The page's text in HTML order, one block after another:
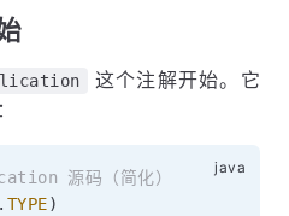
这个注解开始。它
源码（简化）
. TYPE)